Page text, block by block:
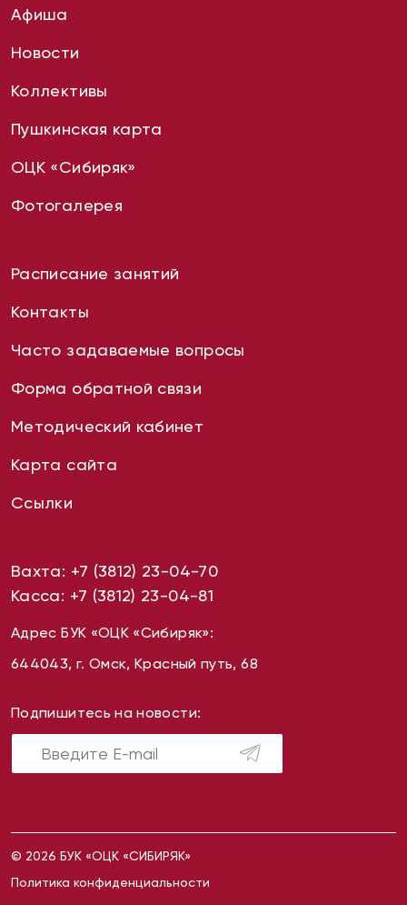
Афиша
Новости
Коллективы
Пушкинская карта
ОЦК «Сибиряк»
Фотогалерея
Расписание занятий
Контакты
Часто задаваемые вопросы
Форма обратной связи
Методический кабинет
Карта сайта
Ссылки
Вахта: +7 (3812) 23-04-70
Касса: +7 (3812) 23-04-81
Адрес БУК «ОЦК «Сибиряк»:
644043, г. Омск, Красный путь, 68
Подпишитесь на новости:
© 2026 БУК «ОЦК «СИБИРЯК»
Политика конфиденциальности